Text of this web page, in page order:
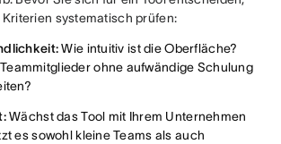
systematisch prüfen:
Wie intuitiv ist die Oberfläche?
ohne aufwändige Schulung
Wächst das Tool mit Ihrem Unternehmen
es sowohl kleine Teams als auch